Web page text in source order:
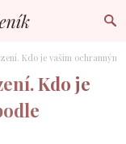
Kdo je vašim ochranným
Kdo je